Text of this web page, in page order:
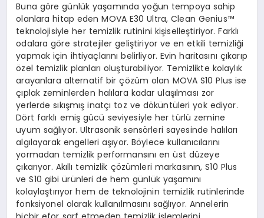
Buna göre günlük yaşamında yoğun tempoya sahip
olanlara hitap eden MOVA E30 Ultra, Clean Genius™
teknolojisiyle her temizlik rutinini kişiselleştiriyor. Farklı
odalara göre stratejiler geliştiriyor ve en etkili temizliği
yapmak için ihtiyaçlarını belirliyor. Evin haritasını çıkarıp
özel temizlik planları oluşturabiliyor. Temizlikte kolaylık
arayanlara alternatif bir çözüm olan MOVA S10 Plus ise
çıplak zeminlerden halılara kadar ulaşılması zor
yerlerde sıkışmış inatçı toz ve döküntüleri yok ediyor.
Dört farklı emiş gücü seviyesiyle her türlü zemine
uyum sağlıyor. Ultrasonik sensörleri sayesinde halıları
algılayarak engelleri aşıyor. Böylece kullanıcılarını
yormadan temizlik performansını en üst düzeye
çıkarıyor. Akıllı temizlik çözümleri markasının, S10 Plus
ve S10 gibi ürünleri de hem günlük yaşamını
kolaylaştırıyor hem de teknolojinin temizlik rutinlerinde
fonksiyonel olarak kullanılmasını sağlıyor. Annelerin